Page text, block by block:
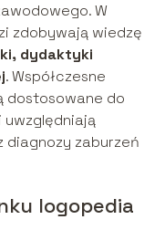
W
zdobywają wiedzę
dydaktyki
. Współczesne
dostosowane do
zaburzeń
logopedia